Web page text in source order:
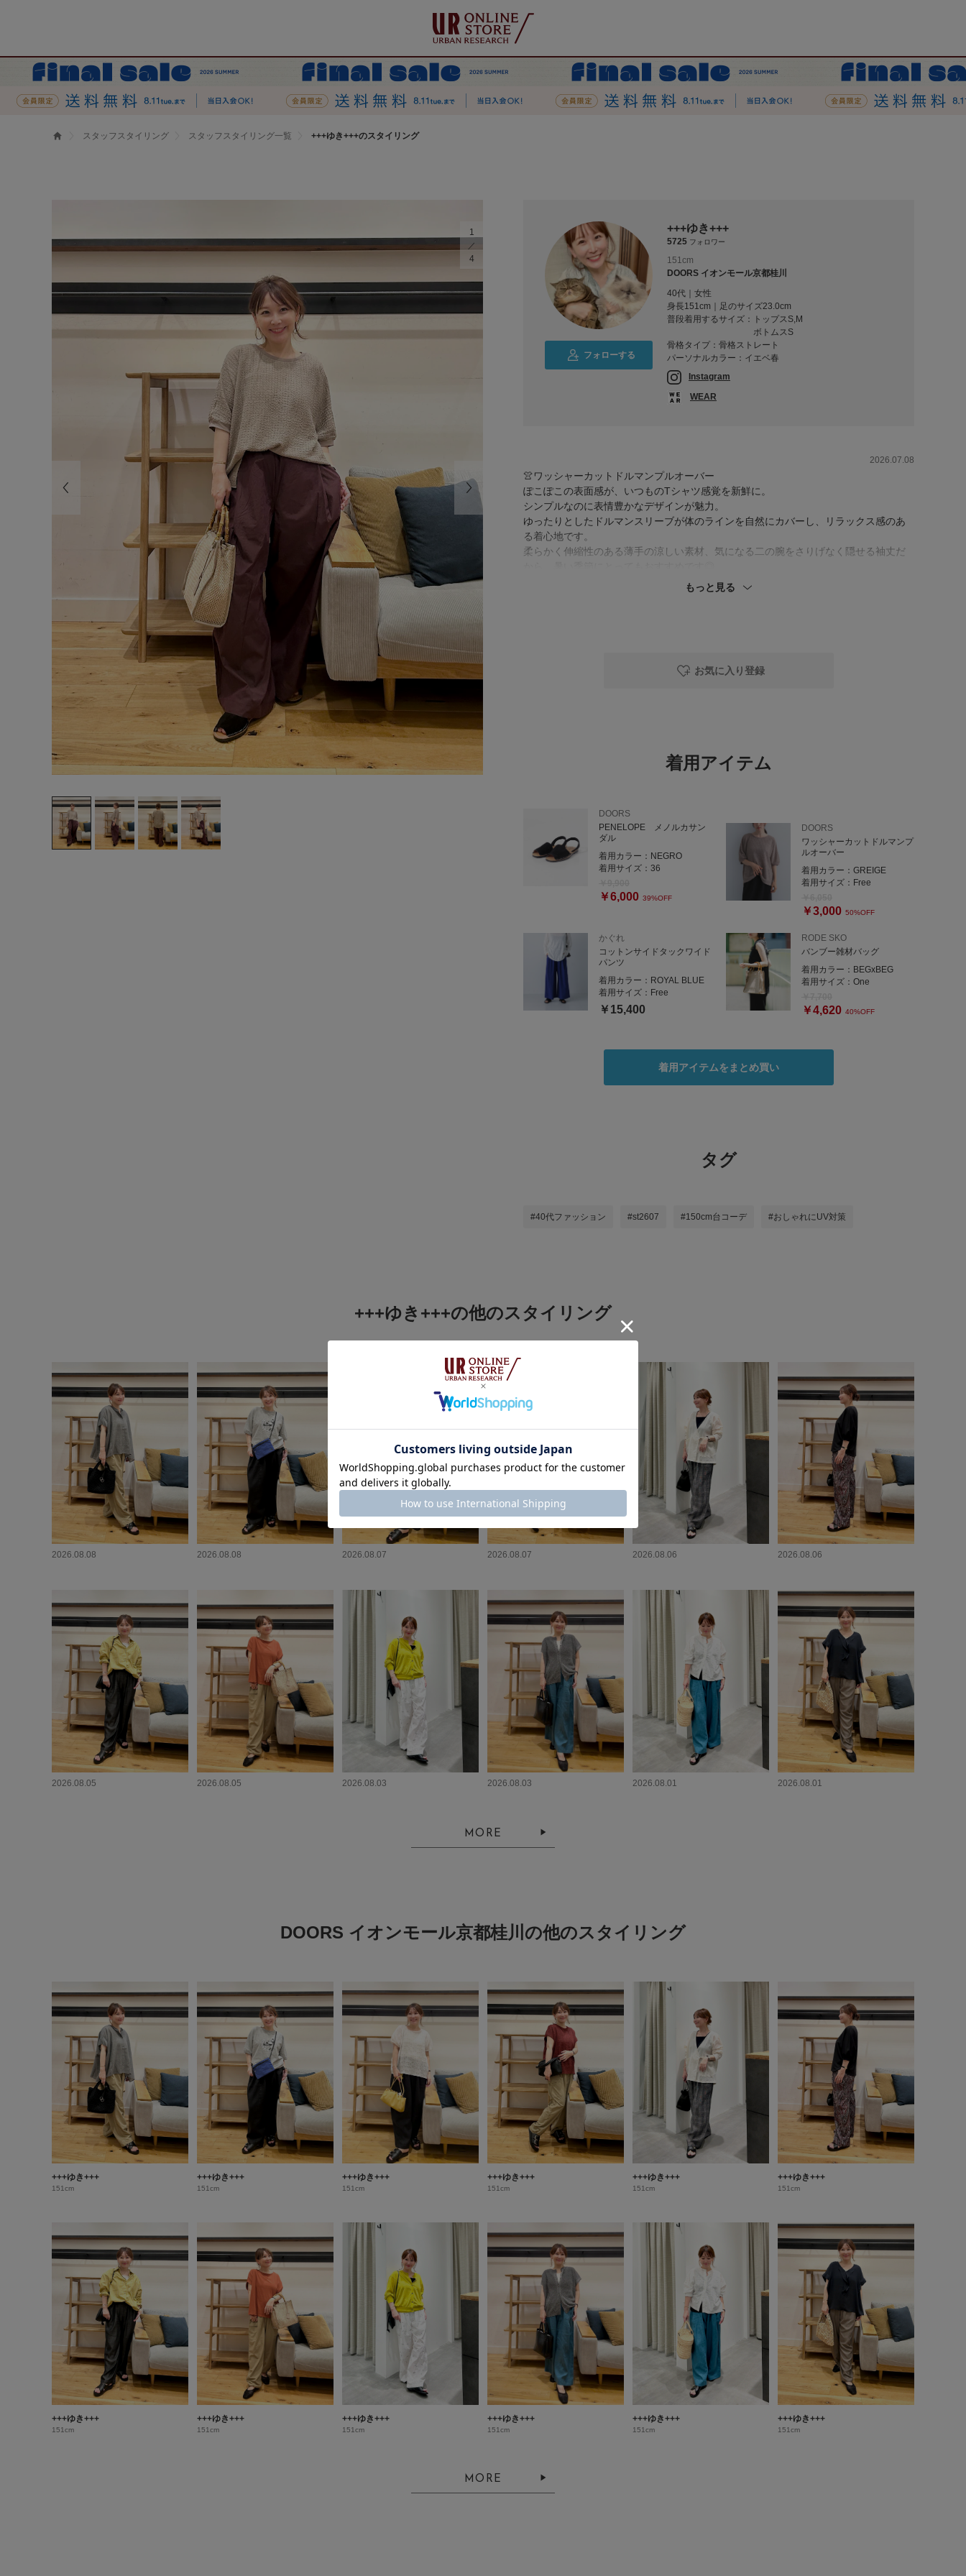
スタッフスタイリング スタッフスタイリング一覧 +++ゆき+++のスタイリング
1
4
フォローする
+++ゆき+++
5725 フォロワー
151cm
DOORS イオンモール京都桂川
40代｜女性
身長151cm｜足のサイズ23.0cm
普段着用するサイズ：
トップスS,M
ボトムスS
骨格タイプ：骨格ストレート
パーソナルカラー：イエベ春
Instagram
WEAR
2026.07.08
👚ワッシャーカットドルマンプルオーバー
ぽこぽこの表面感が、いつものTシャツ感覚を新鮮に。
シンプルなのに表情豊かなデザインが魅力。
ゆったりとしたドルマンスリーブが体のラインを自然にカバーし、リラックス感のあ
る着心地です。
柔らかく伸縮性のある薄手の涼しい素材、気になる二の腕をさりげなく隠せる袖丈だ
活躍してくれます。カラーに挑戦したい方にもおすすめです。
カジュアルすぎない夏バッグ探してる方におすすめです◎
夏の足元をぐっと上品に見せてくれる、スペイン生まれのメノルカサンダル。
柔らかなスエード素材が足に優しく馴染み、軽やかな履き心地で長時間のお出かけに
もおすすめです！
もっと見る
お気に入り登録
着用アイテム
DOORS
PENELOPE メノルカサン
ダル
着用カラー： NEGRO
着用サイズ： 36
￥6,000 39%OFF
DOORS
ワッシャーカットドルマンプ
ルオーバー
着用カラー： GREIGE
着用サイズ： Free
￥3,000 50%OFF
かぐれ
コットンサイドタックワイド
パンツ
着用カラー： ROYAL BLUE
着用サイズ： Free
￥15,400
RODE SKO
バンブー雑材バッグ
着用カラー： BEGxBEG
着用サイズ： One
￥4,620 40%OFF
着用アイテムをまとめ買い
タグ
#40代ファッション #st2607 #150cm台コーデ #おしゃれにUV対策
+++ゆき+++の他のスタイリング
2026.08.08 2026.08.08 2026.08.07 2026.08.07 2026.08.06 2026.08.06
2026.08.05 2026.08.05 2026.08.03 2026.08.03 2026.08.01 2026.08.01
MORE
DOORS イオンモール京都桂川の他のスタイリング
+++ゆき+++
151cm
+++ゆき+++
151cm
+++ゆき+++
151cm
+++ゆき+++
151cm
+++ゆき+++
151cm
+++ゆき+++
151cm
+++ゆき+++
151cm
+++ゆき+++
151cm
+++ゆき+++
151cm
+++ゆき+++
151cm
+++ゆき+++
151cm
+++ゆき+++
151cm
MORE